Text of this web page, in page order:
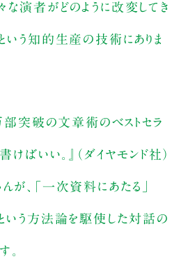
演者がどのように改変してき
いう知的生産の技術にありま
部突破の文章術のベストセラ
けばいい。』（ダイヤモンド社）
が、「一次資料にあたる」
いう方法論を駆使した対話の
。